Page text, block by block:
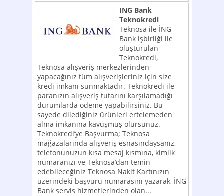
ING Bank
Teknokredi
Teknosa ile İNG
Bank işbirliği ile
oluşturulan
Teknokredi,
Teknosa alışveriş merkezlerinden
yapacağınız tüm alışverişleriniz için size
kredi imkanı sunmaktadır. Teknokredi ile
paranızın alışveriş tutarını karşılamadığı
durumlarda ödeme yapabilirsiniz. Bu
sayede dilediğiniz ürünleri ertelemeden
alma imkanına kavuşmuş olursunuz.
Teknokredi’ye Başvurma; Teknosa
mağazalarında alışveriş esnasındaysanız,
telefonunuzun kısa mesaj kısmına, kimlik
numaranızı ve Teknosa’dan temin
edebileceğiniz Teknosa Nakit Kartınızın
üzerindeki başvuru numarasını yazarak, İNG
Bank servis hizmetlerinden olan...